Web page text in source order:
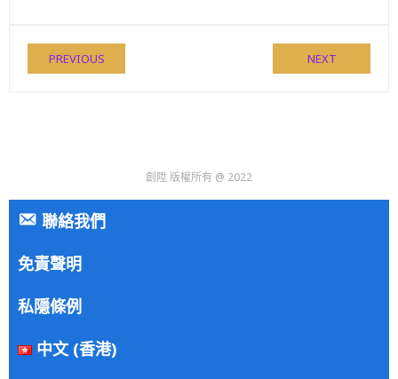
PREVIOUS NEXT
創陞 版權所有 @ 2022
聯絡我們
免責聲明
私隱條例
中文 (香港)